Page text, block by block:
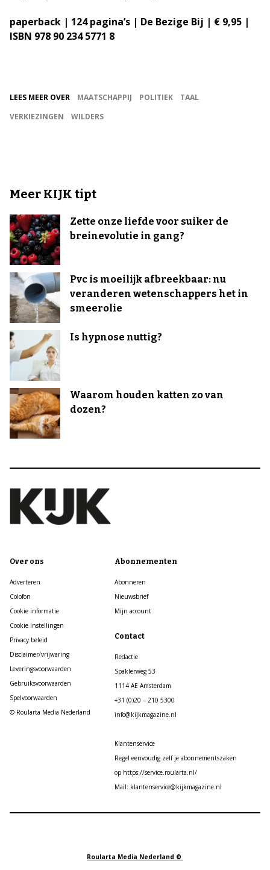
paperback | 124 pagina’s | De Bezige Bij | € 9,95 |
ISBN 978 90 234 5771 8
LEES MEER OVER MAATSCHAPPIJ POLITIEK
TAAL
VERKIEZINGEN
WILDERS
Meer KIJK tipt
Zette onze liefde voor suiker de
breinevolutie in gang?
Pvc is moeilijk afbreekbaar: nu
veranderen wetenschappers het in
smeerolie
Is hypnose nuttig?
Waarom houden katten zo van
dozen?
Over ons
Adverteren
Colofon
Cookie informatie
Cookie Instellingen
Privacy beleid
Disclaimer/vrijwaring
Leveringsvoorwaarden
Gebruiksvoorwaarden
Spelvoorwaarden
© Roularta Media Nederland
Abonnementen
Abonneren
Nieuwsbrief
Mijn account
Contact
Redactie
Spaklerweg 53
1114 AE Amsterdam
+31 (0)20 – 210 5300
info@kijkmagazine.nl
Klantenservice
Regel eenvoudig zelf je abonnementszaken
op https://service.roularta.nl/
Mail: klantenservice@kijkmagazine.nl
Roularta Media Nederland ©